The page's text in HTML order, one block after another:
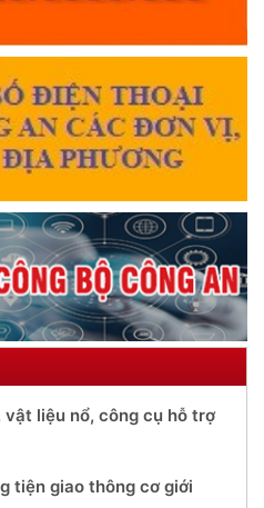
liệu nổ, công cụ hỗ trợ
tiện giao thông cơ giới